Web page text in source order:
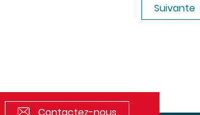
Suivante
Contactez-nous